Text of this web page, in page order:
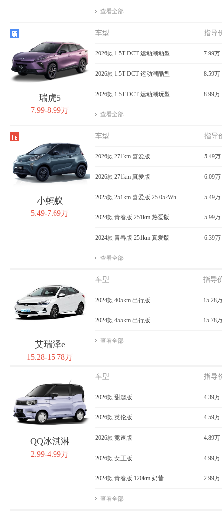
QQ冰淇淋 2024款
205km 元气版
获取底价
3.99万
春版 205km 奶昔
获取底价
QQ冰淇
205km 元
获
查看全部
瑞虎5
7.99-8.99万
车型 指导
2026款 1.5T DCT 运动潮动型 7.99万
2026款 1.5T DCT 运动潮酷型 8.59万
2026款 1.5T DCT 运动潮玩型 8.99万
查看全部
小蚂蚁
5.49-7.69万
车型 指导
2026款 271km 喜爱版 5.49万
2026款 271km 真爱版 6.09万
2025款 251km 喜爱版 25.05kWh 5.49万
2024款 青春版 251km 热爱版 5.99万
2024款 青春版 251km 真爱版 6.39万
查看全部
艾瑞泽e
15.28-15.78万
车型 指导
2024款 405km 出行版 15.28万
2024款 455km 出行版 15.78万
查看全部
QQ冰淇淋
2.99-4.99万
车型 指导
2026款 甜趣版 4.39万
2026款 英伦版 4.59万
2026款 竞速版 4.89万
2026款 女王版 4.99万
2024款 青春版 120km 奶昔 2.99万
查看全部